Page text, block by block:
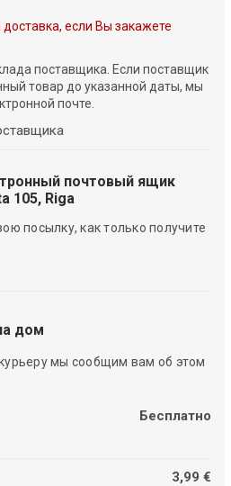
если Вы закажете
поставщика. Если поставщик
товар до указанной даты, мы
почте.
почтовый ящик
105, Riga
посылку, как только получите
дом
мы сообщим вам об этом
Бесплатно
3,99 €